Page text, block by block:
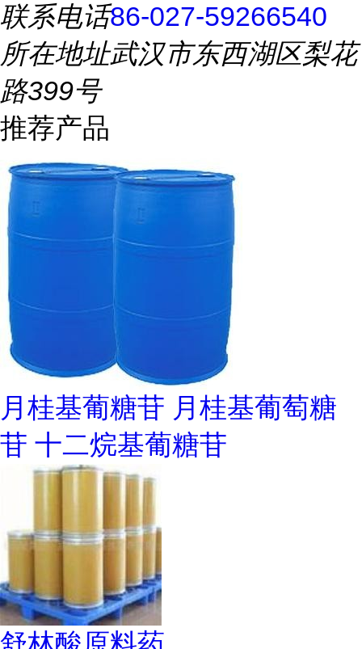
联系电话86-027-59266540
所在地址武汉市东西湖区梨花
路399号
推荐产品
月桂基葡糖苷 月桂基葡萄糖
苷 十二烷基葡糖苷